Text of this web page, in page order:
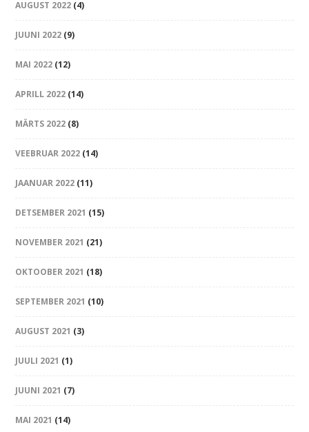
AUGUST 2022 (4)
JUUNI 2022 (9)
MAI 2022 (12)
APRILL 2022 (14)
MÄRTS 2022 (8)
VEEBRUAR 2022 (14)
JAANUAR 2022 (11)
DETSEMBER 2021 (15)
NOVEMBER 2021 (21)
OKTOOBER 2021 (18)
SEPTEMBER 2021 (10)
AUGUST 2021 (3)
JUULI 2021 (1)
JUUNI 2021 (7)
MAI 2021 (14)